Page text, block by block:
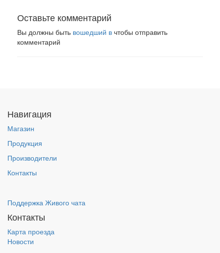
Оставьте комментарий
Вы должны быть вошедший в чтобы отправить
комментарий
Навигация
Магазин
Продукция
Производители
Контакты
Поддержка Живого чата
Контакты
Карта проезда
Новости